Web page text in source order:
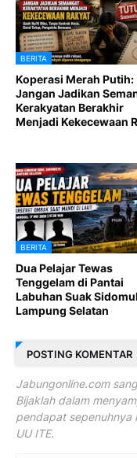
BERITA
Koperasi Merah Putih:
Jangan Jadikan
Kerakyatan Berakhir
Menjadi Kekecewaan
BERITA
Dua Pelajar Tewas
Tenggelam di Pantai
Labuhan Suak
Lampung Selatan
POSTING KOMENTAR
Jabungonline.com
Bijaklah dalam
pendapat sepenuhnya
UU ITE.